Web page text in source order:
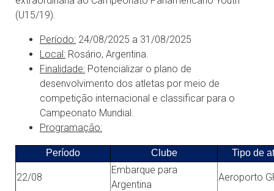
(U15/19).
Período: 24/08/2025 a 31/08/2025
Local: Rosário, Argentina.
Finalidade: Potencializar o plano de
desenvolvimento dos atletas por meio de
competição internacional e classificar para o
Campeonato Mundial.
Programação:
Período Clube Tipo de
22/08
Embarque para
Argentina
Aeroporto